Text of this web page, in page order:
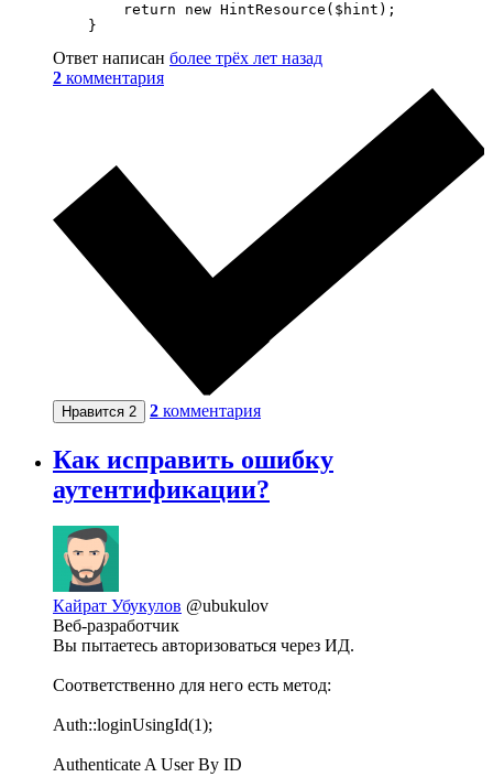
        return new HintResource($hint);
    }
Ответ написан более трёх лет назад
2 комментария
Нравится 2 2 комментария
Как исправить ошибку
аутентификации?
Кайрат Убукулов @ubukulov
Веб-разработчик
Вы пытаетесь авторизоваться через ИД.
Соответственно для него есть метод:
Auth::loginUsingId(1);
Authenticate A User By ID